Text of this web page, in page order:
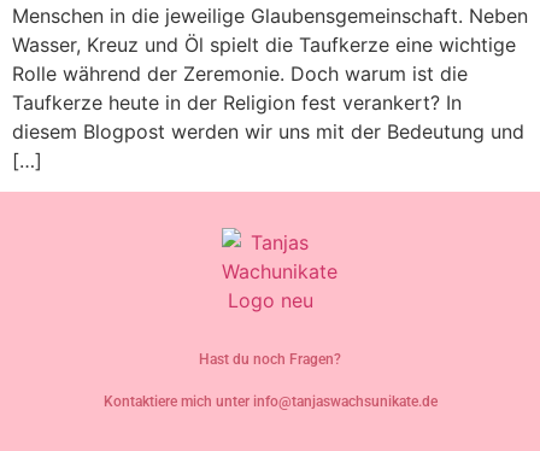
Menschen in die jeweilige Glaubensgemeinschaft. Neben
Wasser, Kreuz und Öl spielt die Taufkerze eine wichtige
Rolle während der Zeremonie. Doch warum ist die
Taufkerze heute in der Religion fest verankert? In
diesem Blogpost werden wir uns mit der Bedeutung und
[…]
Hast du noch Fragen?
Kontaktiere mich unter info@tanjaswachsunikate.de